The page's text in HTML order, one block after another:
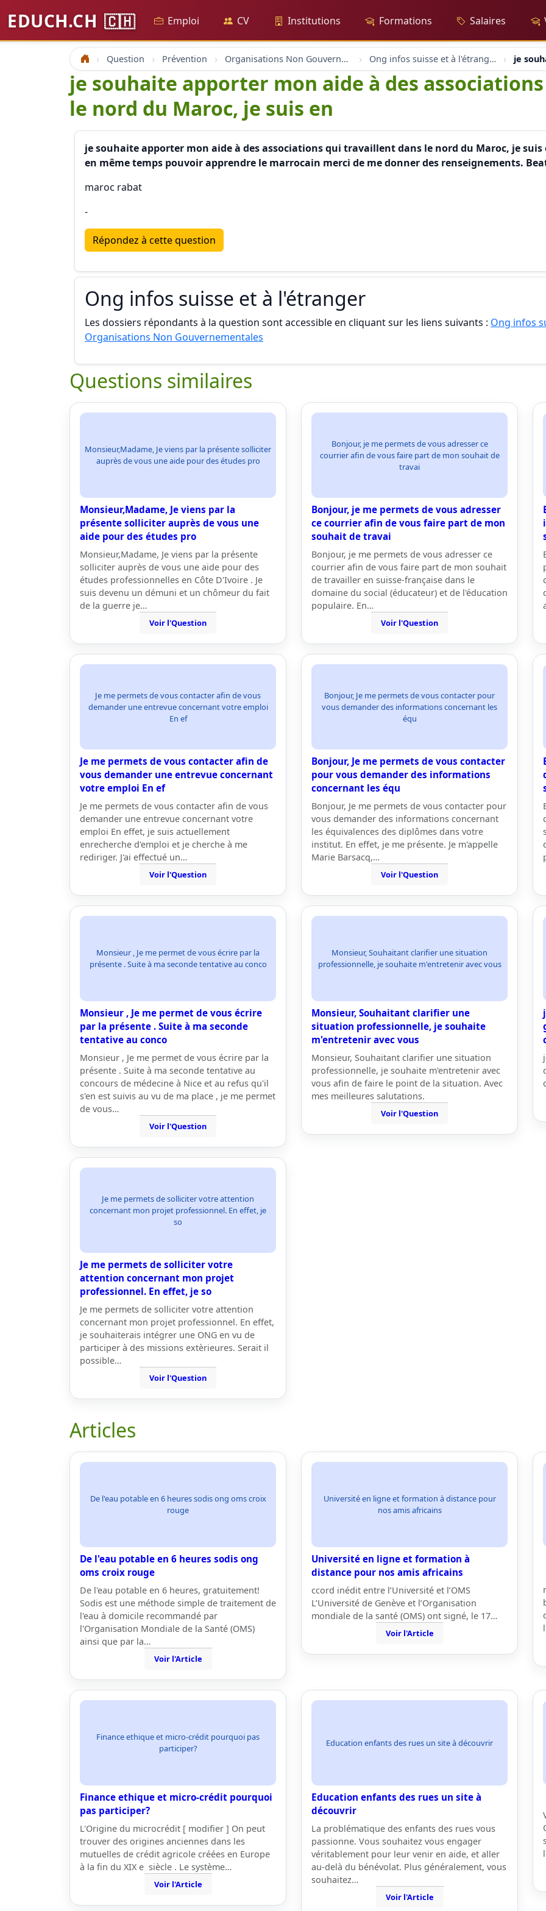
EDUCH.CH 🇨🇭 Emploi CV Institutions Formations Salaires
Accueil Question Prévention Organisations Non Gouvernementales Ong infos suisse et à l'étranger je
je souhaite apporter mon aide à des
le nord du Maroc, je suis en
je souhaite apporter mon aide à des associations qui travaillent dans le nord du Maroc, je
en même temps pouvoir apprendre le marrocain merci de me donner des renseignements.
maroc rabat
-
Répondez à cette question
Ong infos suisse et à l'étranger
Les dossiers répondants à la question sont accessible en cliquant sur les liens suivants : Ong infos
Organisations Non Gouvernementales
Questions similaires
Monsieur,Madame, Je viens par la présente solliciter
auprès de vous une aide pour des études pro
Monsieur,Madame, Je viens par la
présente solliciter auprès de vous une
aide pour des études pro
Monsieur,Madame, Je viens par la présente
solliciter auprès de vous une aide pour des
études professionnelles en Côte D'Ivoire . Je
suis devenu un démuni et un chômeur du fait
de la guerre je…
Voir l'Question
Bonjour, je me permets de vous adresser ce
courrier afin de vous faire part de mon souhait de
travai
Bonjour, je me permets de vous adresser
ce courrier afin de vous faire part de mon
souhait de travai
Bonjour, je me permets de vous adresser ce
courrier afin de vous faire part de mon souhait
de travailler en suisse-française dans le
domaine du social (éducateur) et de l'éducation
populaire. En…
Voir l'Question
Je me permets de vous contacter afin de vous
demander une entrevue concernant votre emploi
En ef
Je me permets de vous contacter afin de
vous demander une entrevue concernant
votre emploi En ef
Je me permets de vous contacter afin de vous
demander une entrevue concernant votre
emploi En effet, je suis actuellement
enrecherche d'emploi et je cherche à me
rediriger. J'ai effectué un…
Voir l'Question
Bonjour, Je me permets de vous contacter pour
vous demander des informations concernant les
équ
Bonjour, Je me permets de vous contacter
pour vous demander des informations
concernant les équ
Bonjour, Je me permets de vous contacter pour
vous demander des informations concernant
les équivalences des diplômes dans votre
institut. En effet, je me présente. Je m'appelle
Marie Barsacq,…
Voir l'Question
Monsieur , Je me permet de vous écrire par la
présente . Suite à ma seconde tentative au conco
Monsieur , Je me permet de vous écrire
par la présente . Suite à ma seconde
tentative au conco
Monsieur , Je me permet de vous écrire par la
présente . Suite à ma seconde tentative au
concours de médecine à Nice et au refus qu'il
s'en est suivis au vu de ma place , je me permet
de vous…
Voir l'Question
Monsieur, Souhaitant clarifier une situation
professionnelle, je souhaite m'entretenir avec vous
Monsieur, Souhaitant clarifier une
situation professionnelle, je souhaite
m'entretenir avec vous
Monsieur, Souhaitant clarifier une situation
professionnelle, je souhaite m'entretenir avec
vous afin de faire le point de la situation. Avec
mes meilleures salutations.
Voir l'Question
Je me permets de solliciter votre attention
concernant mon projet professionnel. En effet, je
so
Je me permets de solliciter votre
attention concernant mon projet
professionnel. En effet, je so
Je me permets de solliciter votre attention
concernant mon projet professionnel. En effet,
je souhaiterais intégrer une ONG en vu de
participer à des missions extèrieures. Serait il
possible…
Voir l'Question
Articles
De l'eau potable en 6 heures sodis ong oms croix
rouge
De l'eau potable en 6 heures sodis ong
oms croix rouge
De l'eau potable en 6 heures, gratuitement!
Sodis est une méthode simple de traitement de
l'eau à domicile recommandé par
l'Organisation Mondiale de la Santé (OMS)
ainsi que par la…
Voir l'Article
Université en ligne et formation à distance pour
nos amis africains
Université en ligne et formation à
distance pour nos amis africains
ccord inédit entre l’Université et l’OMS
L’Université de Genève et l’Organisation
mondiale de la santé (OMS) ont signé, le 17…
Voir l'Article
Finance ethique et micro-crédit pourquoi pas
participer?
Finance ethique et micro-crédit pourquoi
pas participer?
L'Origine du microcrédit [ modifier ] On peut
trouver des origines anciennes dans les
mutuelles de crédit agricole créées en Europe
à la fin du XIX e siècle . Le système…
Voir l'Article
Education enfants des rues un site à découvrir
Education enfants des rues un site à
découvrir
La problématique des enfants des rues vous
passionne. Vous souhaitez vous engager
véritablement pour leur venir en aide, et aller
au-delà du bénévolat. Plus généralement, vous
souhaitez…
Voir l'Article